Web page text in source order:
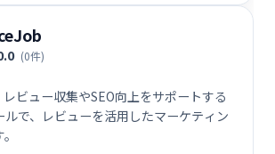
ネスの成長を支援します。
(0件)
ビュー収集やSEO向上をサポートする
ルで、レビューを活用したマーケティン